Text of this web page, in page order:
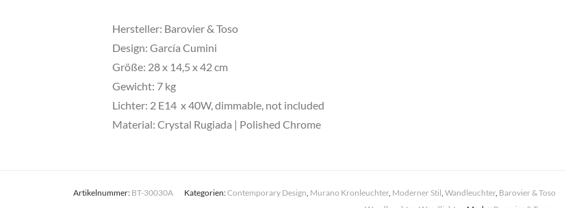
Hersteller: Barovier & Toso
Design: García Cumini
Größe: 28 x 14,5 x 42 cm
Gewicht: 7 kg
Lichter: 2 E14 x 40W, dimmable, not included
Material: Crystal Rugiada | Polished Chrome
Artikelnummer: BT-30030A Kategorien:Contemporary Design, Murano Kronleuchter, Moderner Stil, Wandleuchter, Barovier & Toso